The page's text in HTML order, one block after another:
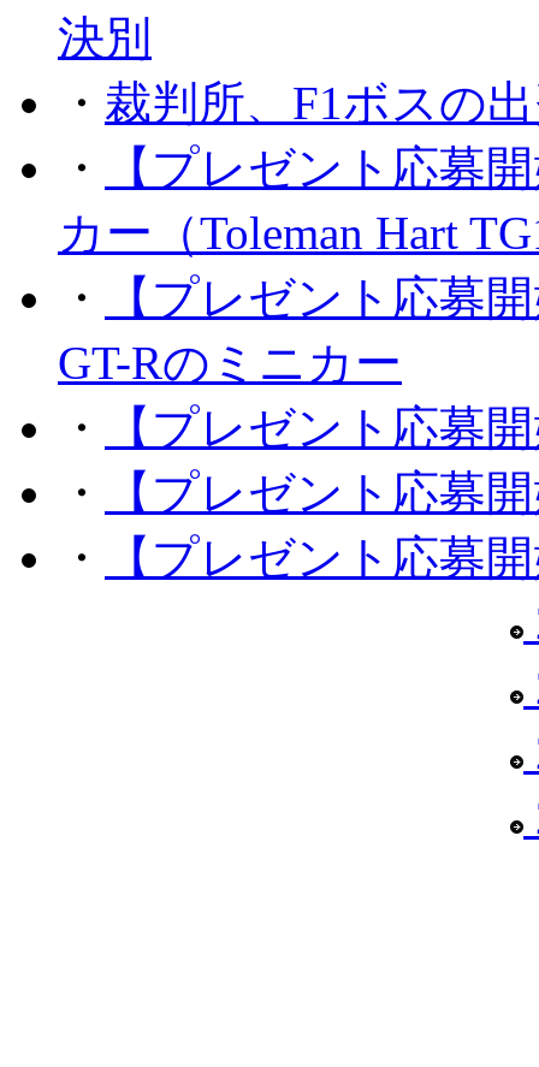
決別
・ 裁判所、F1ボスの
・
【プレゼント応募
カー（Toleman Hart
・
【プレゼント応募
GT-Rのミニカー
・
【プレゼント応募
・
【プレゼント応募
・
【プレゼント応募